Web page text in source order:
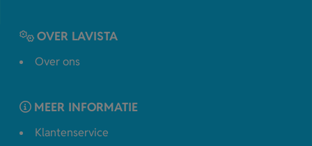
OVER LAVISTA
Over ons
MEER INFORMATIE
Klantenservice